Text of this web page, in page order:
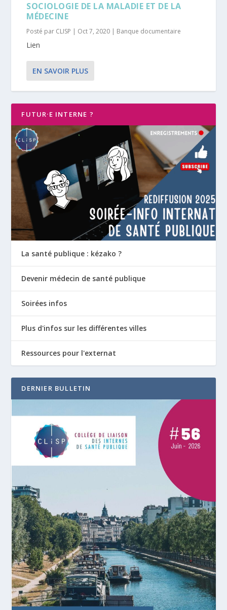
SOCIOLOGIE DE LA MALADIE ET DE LA
MÉDECINE
Posté par CLISP | Oct 7, 2020 | Banque documentaire
Lien
EN SAVOIR PLUS
FUTUR·E INTERNE ?
La santé publique : kézako ?
Devenir médecin de santé publique
Soirées infos
Plus d'infos sur les différentes villes
Ressources pour l'externat
DERNIER BULLETIN